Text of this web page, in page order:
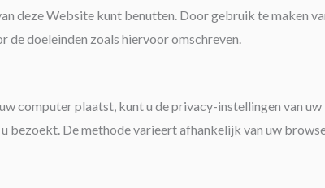
deze Website kunt benutten. Door gebruik te maken
doeleinden zoals hiervoor omschreven.
computer plaatst, kunt u de privacy-instellingen van
bezoekt. De methode varieert afhankelijk van uw